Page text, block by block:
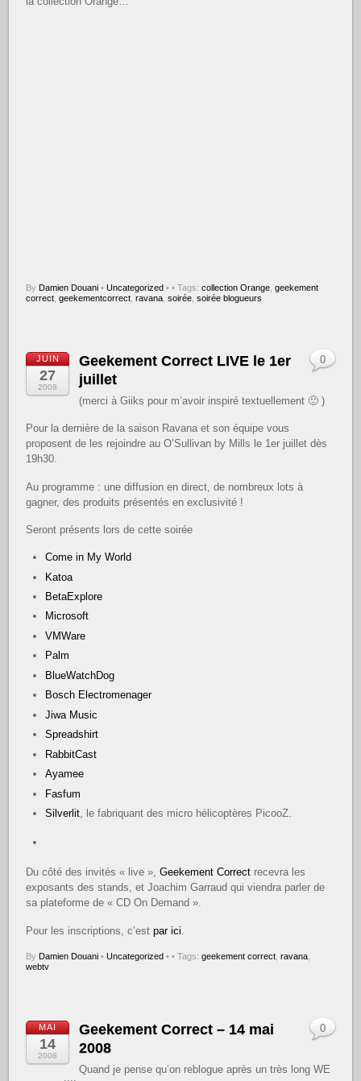
By Damien Douani • Uncategorized • • Tags:collection Orange ,geekement
correct ,geekementcorrect ,ravana ,soirée ,soirée blogueurs
JUIN
27
2008
Geekement Correct LIVE le 1er
juillet
(merci à Giiks pour m’avoir inspiré textuellement 🙂 )
Pour la dernière de la saison Ravana et son équipe vous
proposent de les rejoindre au O’Sullivan by Mills le 1er juillet dès
19h30.
Au programme : une diffusion en direct, de nombreux lots à
gagner, des produits présentés en exclusivité !
Seront présents lors de cette soirée
Come in My World
Katoa
BetaExplore
Microsoft
VMWare
Palm
BlueWatchDog
Bosch Electromenager
Jiwa Music
Spreadshirt
RabbitCast
Ayamee
Fasfum
Silverlit, le fabriquant des micro hélicoptères PicooZ.
Du côté des invités « live »,Geekement Correct recevra les
exposants des stands, et Joachim Garraud qui viendra parler de
sa plateforme de « CD On Demand ».
Pour les inscriptions, c’estpar ici
By Damien Douani • Uncategorized •
0
• Tags:geekement correct ,ravana
webtv
MAI
14
2008
Geekement Correct – 14 mai
2008
Quand je pense qu’on reblogue après un très long WE
0